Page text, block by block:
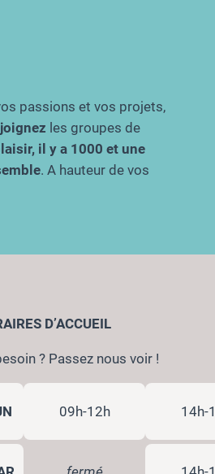
passions et vos projets,
les groupes de
il y a 1000 et une
. A hauteur de vos
D’ACCUEIL
? Passez nous voir !
09h-12h 14h-